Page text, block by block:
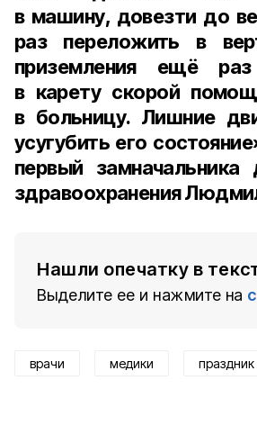
в машину, довезти до
раз переложить в
приземления ещё
в карету скорой
в больницу. Лишние
усугубить его
первый замначальника
здравоохранения
Нашли опечатку в
Выделите ее и нажмите на
врачи медики праздник